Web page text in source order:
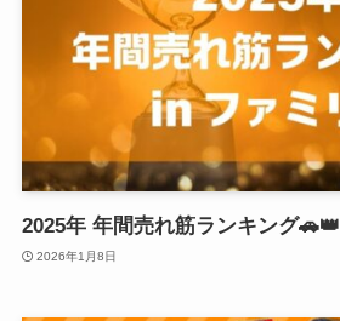
2025年 年間売れ筋ランキング🚗👑
2026年1月8日